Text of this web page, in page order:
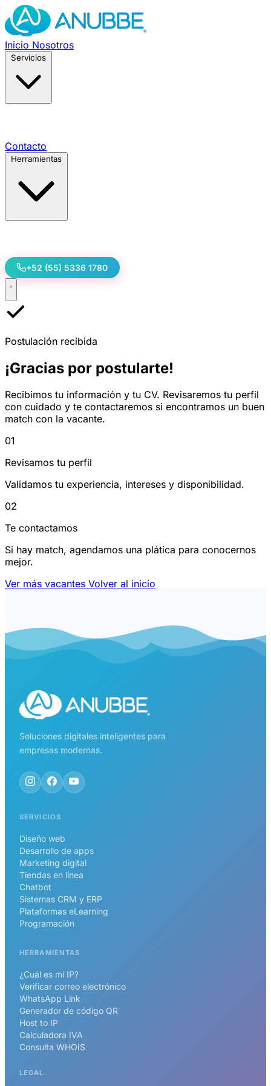
Inicio Nosotros
Contacto
+52 (55) 5336 1780
Postulación recibida
¡Gracias por postularte!
Recibimos tu información y tu CV. Revisaremos tu perfil
con cuidado y te contactaremos si encontramos un buen
match con la vacante.
01
Revisamos tu perfil
Validamos tu experiencia, intereses y disponibilidad.
02
Te contactamos
Si hay match, agendamos una plática para conocernos
mejor.
Ver más vacantes Volver al inicio
Soluciones digitales inteligentes para
empresas modernas.
SERVICIOS
Diseño web
Desarrollo de apps
Marketing digital
Tiendas en línea
Chatbot
Sistemas CRM y ERP
Plataformas eLearning
Programación
HERRAMIENTAS
¿Cuál es mi IP?
Verificar correo electrónico
WhatsApp Link
Generador de código QR
Host to IP
Calculadora IVA
Consulta WHOIS
LEGAL